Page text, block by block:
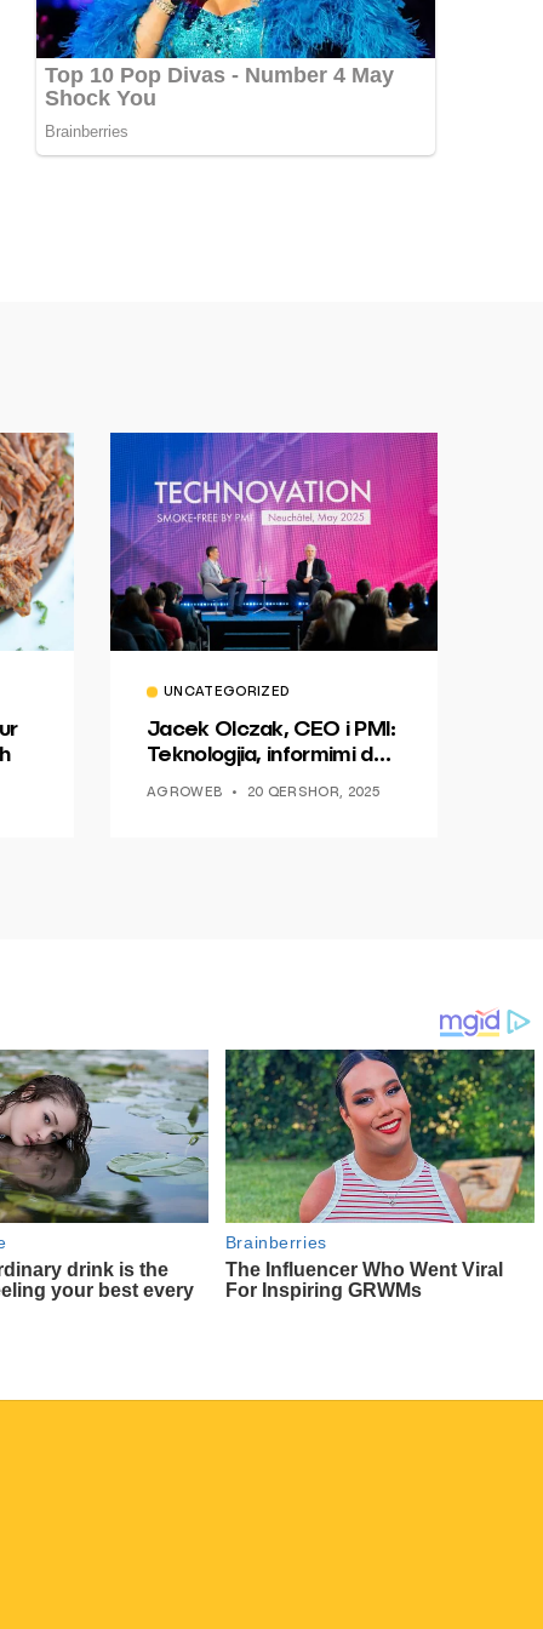
UNCATEGORIZED
Jacek Olczak, CEO i PMI:
Teknologjia, informimi dhe
AGROWEB 20 QERSHOR, 2025